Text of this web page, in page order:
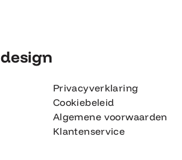
design​
Privacyverklaring
Cookiebeleid
Algemene voorwaarden
Klantenservice